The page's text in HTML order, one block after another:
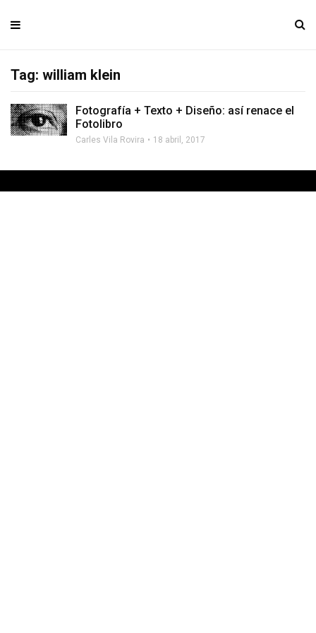
Tag: william klein
Fotografía + Texto + Diseño: así renace el
Fotolibro
Carles Vila Rovira 18 abril, 2017